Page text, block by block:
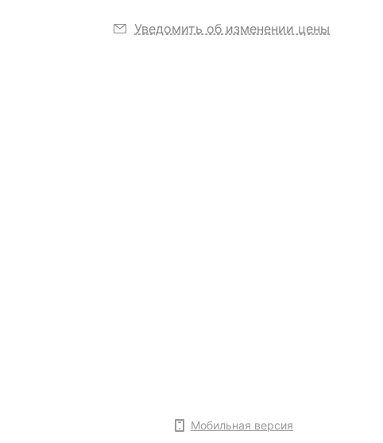
Уведомить об изменении цены
Мобильная версия